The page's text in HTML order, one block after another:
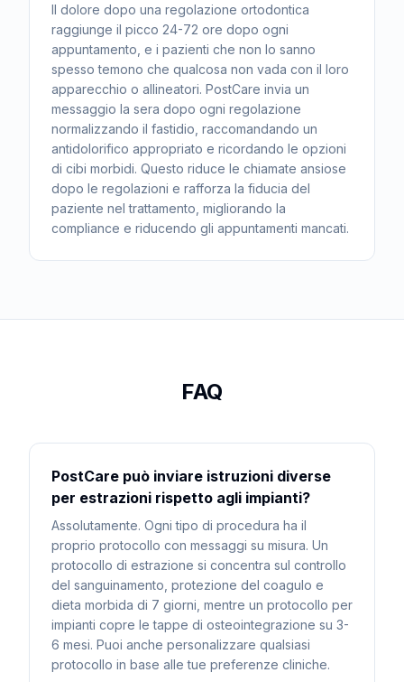
Il dolore dopo una regolazione ortodontica
raggiunge il picco 24-72 ore dopo ogni
appuntamento, e i pazienti che non lo sanno
spesso temono che qualcosa non vada con il loro
apparecchio o allineatori. PostCare invia un
messaggio la sera dopo ogni regolazione
normalizzando il fastidio, raccomandando un
antidolorifico appropriato e ricordando le opzioni
di cibi morbidi. Questo riduce le chiamate ansiose
dopo le regolazioni e rafforza la fiducia del
paziente nel trattamento, migliorando la
compliance e riducendo gli appuntamenti mancati.
FAQ
PostCare può inviare istruzioni diverse
per estrazioni rispetto agli impianti?
Assolutamente. Ogni tipo di procedura ha il
proprio protocollo con messaggi su misura. Un
protocollo di estrazione si concentra sul controllo
del sanguinamento, protezione del coagulo e
dieta morbida di 7 giorni, mentre un protocollo per
impianti copre le tappe di osteointegrazione su 3-
6 mesi. Puoi anche personalizzare qualsiasi
protocollo in base alle tue preferenze cliniche.